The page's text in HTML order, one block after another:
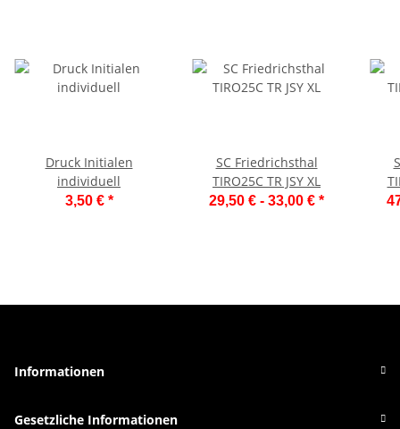
Druck Initialen
individuell
3,50 € *
SC Friedrichsthal
TIRO25C TR JSY XL
29,50 € - 33,00 € *
Informationen
Gesetzliche Informationen